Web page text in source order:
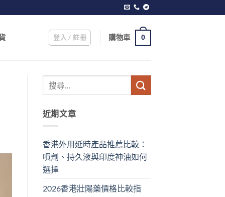
登入 / 註冊 購物車 0
近期文章
香港外用延時產品推薦比較：
噴劑、持久液與印度神油如何
選擇
2026香港壯陽藥價格比較指